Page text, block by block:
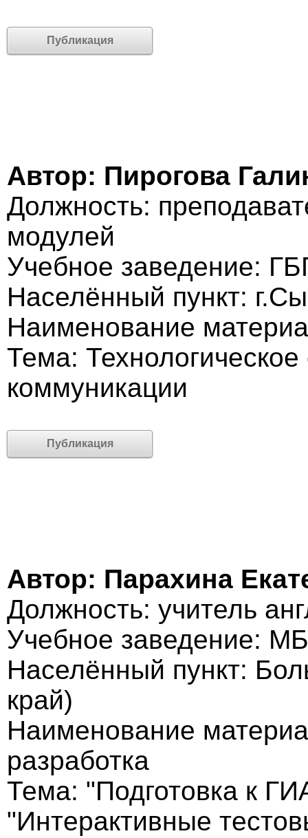
Публикация
Автор: Пирогова
Должность:
модулей
Учебное заведение:
Населённый пункт:
Наименование
Тема:
коммуникации
Публикация
Автор: Парахина
Должность: учитель
Учебное заведение:
Населённый пункт:
край)
Наименование
разработка
Тема: "Подготовка к
"Интерактивные